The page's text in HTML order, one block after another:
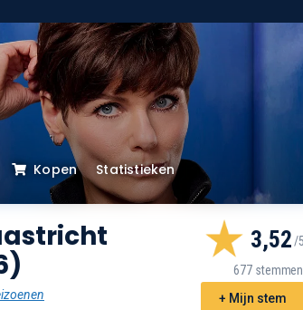
Kopen Statistieken
3,52
677 stemmen
+ Mijn stem